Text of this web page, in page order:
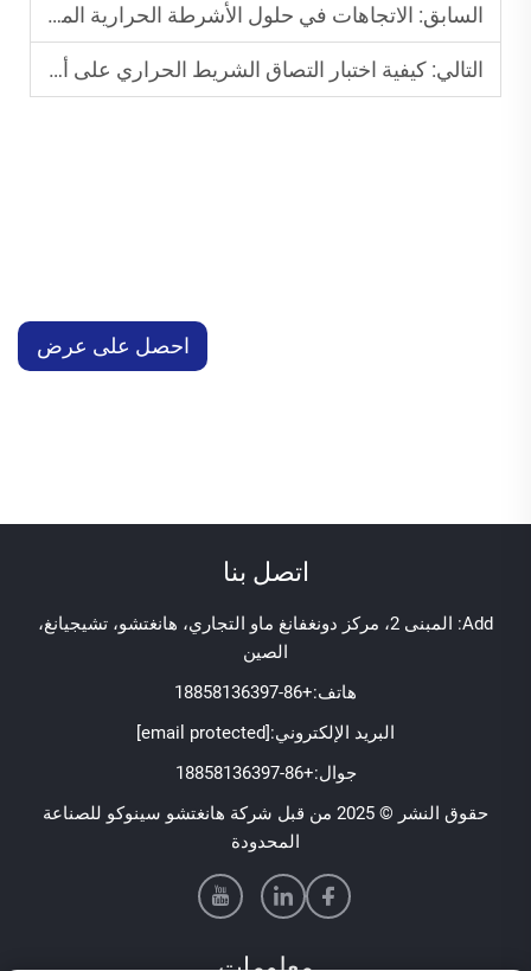
السابق: الاتجاهات في حلول الأشرطة الحرارية المخصصة الملونة
التالي: كيفية اختبار التصاق الشريط الحراري على أسطح مختلفة
احصل على عرض
اتصل بنا
Add: المبنى 2، مركز دونغفانغ ماو التجاري، هانغتشو، تشيجيانغ،
الصين
هاتف:+86-18858136397
البريد الإلكتروني:[email protected]
جوال:+86-18858136397
حقوق النشر © 2025 من قبل شركة هانغتشو سينوكو للصناعة
المحدودة